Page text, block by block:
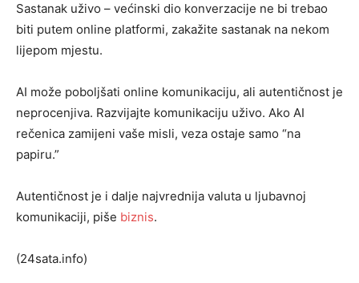
Sastanak uživo – većinski dio konverzacije ne bi trebao
biti putem online platformi, zakažite sastanak na nekom
lijepom mjestu.
AI može poboljšati online komunikaciju, ali autentičnost je
neprocenjiva. Razvijajte komunikaciju uživo. Ako AI
rečenica zamijeni vaše misli, veza ostaje samo “na
papiru.”
Autentičnost je i dalje najvrednija valuta u ljubavnoj
komunikaciji, piše biznis.
(24sata.info)